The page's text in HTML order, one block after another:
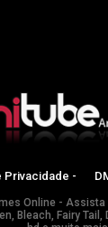
Privacidade -
Online - Assista
Bleach, Fairy Tail,